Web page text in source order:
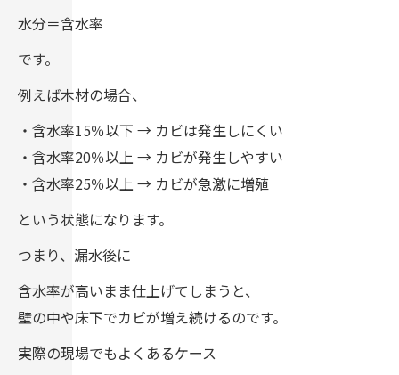
水分＝含水率
です。
例えば木材の場合、
・含水率15％以下 → カビは発生しにくい
・含水率20％以上 → カビが発生しやすい
・含水率25％以上 → カビが急激に増殖
という状態になります。
つまり、漏水後に
含水率が高いまま仕上げてしまうと、
壁の中や床下でカビが増え続けるのです。
実際の現場でもよくあるケース